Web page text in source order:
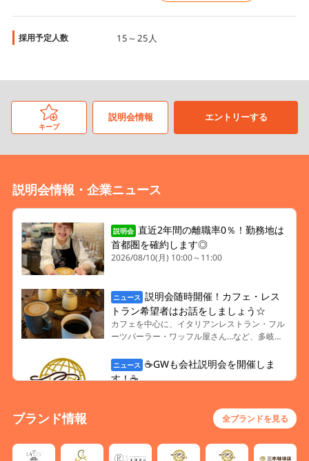
東京都港区港南2-1-78 JR 東海 品川駅内
＜CASTELMOLA（カステルモーラ）＞
東京都大田区羽田空港3-4-2 第2ターミナ
ルビル 5F
旅客ターミナル 3F
東京都大田区羽田空港2-6-5 国際線ター
ミナル3F（制限エリア内）
第2ターミナル店＞
東京都大田区羽田空港3-4-2 東京国際空
港第2旅客ターミナルビル2階出発ロビー
南ウィング店＞
東京都大田区羽田空港3-3-2 東京国際空
＜三本珈琲店 羽田空港第1ターミナル
東京都大田区羽田空港3-3-2 東京国際空
採用予定人数 15～25人
キープ
説明会情報 エントリーする
説明会情報・企業ニュース
説明会 直近2年間の離職率0％！勤務地は
首都圏を確約します◎
2026/08/10(月) 10:00～11:00
ニュース 説明会随時開催！カフェ・レス
トラン希望者はお話をしましょう☆
カフェを中心に、イタリアンレストラン・フル
ーツパーラー・ワッフル屋さん…など、多岐に
提供しています。 会社説明に関しては「エフラ
ボ説明会ページ」より希望日程をご選択いただ
実施させていただく事も可能です！（最終面接
前or最終面接後の実施となります) ミスマッチ
いただきます。 ※学生様だけでなく、先生や親
ニュース ☕GWも会社説明会を開催しま
す！☕
BOOKS（カフェアンドブックス）』 など、
様々なカフェ店舗を展開しています📖☕ また、
カフェ以外にも、 ・イタリアンレストラン ・
フルーツパーラー ・牛タン ・鉄板焼き 等、多
ブランド情報 全ブランドを見る